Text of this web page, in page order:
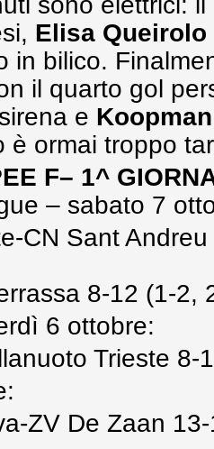
Elisa Queirolo
in bilico.
il quarto gol
e Koopman
è ormai troppo
F– 1^
– sabato 7
CN Sant
8-12 (1-2,
6 ottobre:
Trieste 8-
ZV De Zaan